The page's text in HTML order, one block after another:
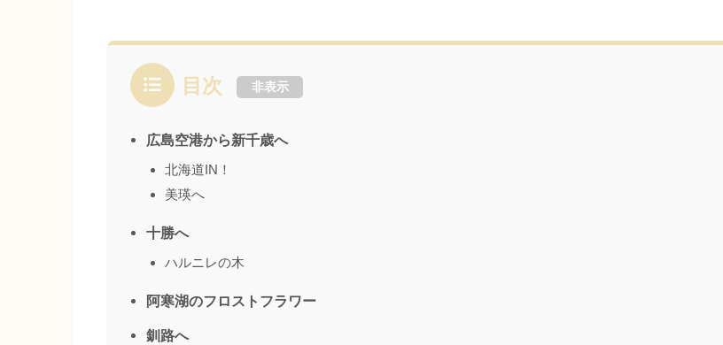
目次 非表示
広島空港から新千歳へ
北海道IN！
美瑛へ
十勝へ
ハルニレの木
阿寒湖のフロストフラワー
釧路へ